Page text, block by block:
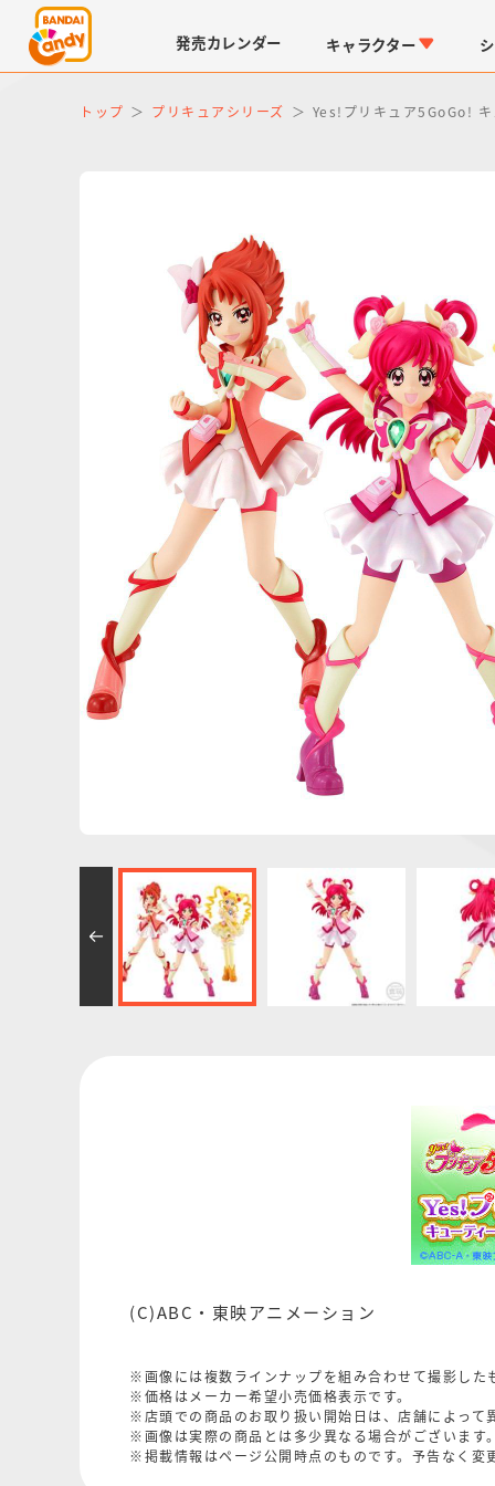
発売カレンダー キャラクター
LINK TRAVELERS 仮面ライダーシリーズ
チョコボックス キャラパキ
トップ プリキュアシリーズ Yes!プリキュア5GoGo!
(C)ABC・東映アニメーション
※画像には複数ラインナップを組み合わせて撮影した
※価格はメーカー希望小売価格表示です。
※店頭での商品のお取り扱い開始日は、店舗によって
※画像は実際の商品とは多少異なる場合がございます
※掲載情報はページ公開時点のものです。予告なく変